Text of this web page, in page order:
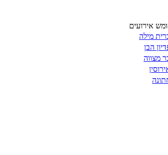
אירועים
מילה
הבן
מצווה